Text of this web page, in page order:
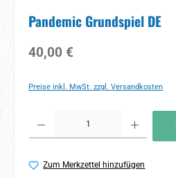
Pandemic Grundspiel DE
Regulärer Preis:
40,00 €
Preise inkl. MwSt. zzgl. Versandkosten
Zum Merkzettel hinzufügen